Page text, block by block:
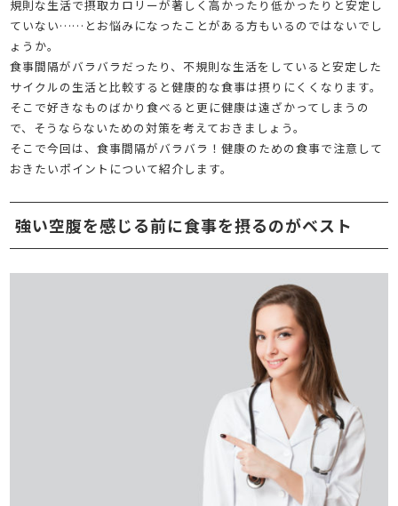
規則な生活で摂取カロリーが著しく高かったり低かったりと安定し
ていない……とお悩みになったことがある方もいるのではないでし
ょうか。
食事間隔がバラバラだったり、不規則な生活をしていると安定した
サイクルの生活と比較すると健康的な食事は摂りにくくなります。
そこで好きなものばかり食べると更に健康は遠ざかってしまうの
で、そうならないための対策を考えておきましょう。
そこで今回は、食事間隔がバラバラ！健康のための食事で注意して
おきたいポイントについて紹介します。
強い空腹を感じる前に食事を摂るのがベスト